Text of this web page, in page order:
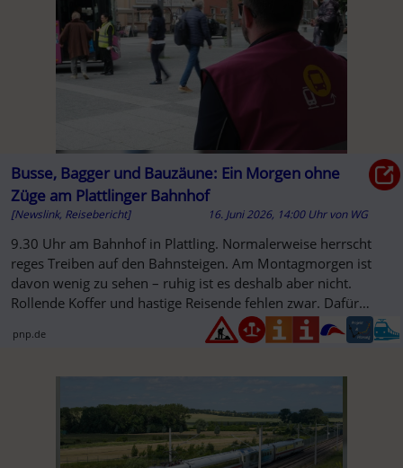
Busse, Bagger und Bauzäune: Ein Morgen ohne
Züge am Plattlinger Bahnhof
[Newslink, Reisebericht] 16. Juni 2026, 14:00 Uhr von WG
9.30 Uhr am Bahnhof in Plattling. Normalerweise herrscht
reges Treiben auf den Bahnsteigen. Am Montagmorgen ist
davon wenig zu sehen – ruhig ist es deshalb aber nicht.
Rollende Koffer und hastige Reisende fehlen zwar. Dafür
pnp.de